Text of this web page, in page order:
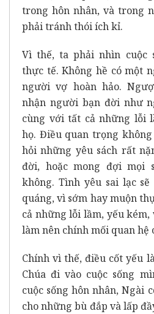
trong hôn nhân, và trong
phải tránh thói ích kỉ.
Vì thế, ta phải nhìn cuộc
thực tế. Không hề có một
người vợ hoàn hảo.
nhận người bạn đời như
cùng với tất cả những lỗi
họ. Điều quan trọng
hỏi những yêu sách rất
đời, hoặc mong đợi mọi
không. Tình yêu sai lạc
quáng, vì sớm hay muộn
cả những lỗi lầm, yếu kém,
làm nên chính mối quan hệ
Chính vì thế, điều cốt yếu
Chúa đi vào cuộc sống
cuộc sống hôn nhân, Ngài
cho những bù đắp và lấp